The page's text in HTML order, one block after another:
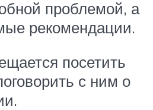
проблемой, а
рекомендации.
посетить
с ним о